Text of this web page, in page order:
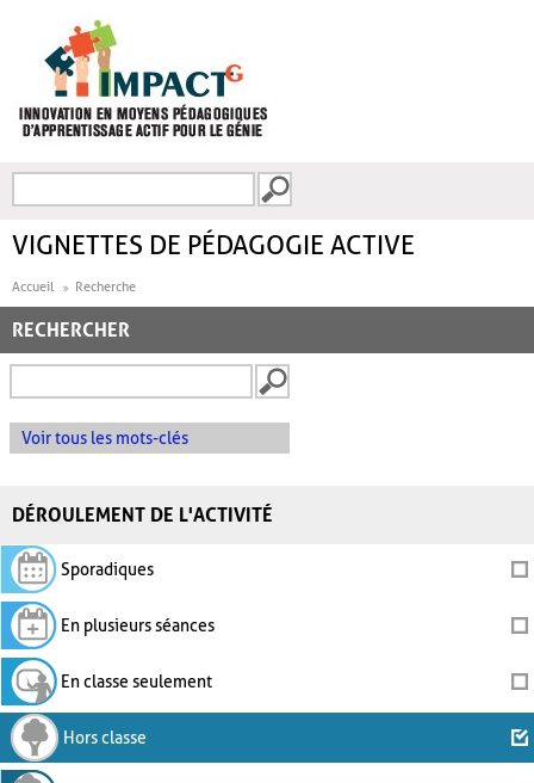
FORMULAIRE DE
VIGNETTES DE PÉDAGOGIE ACTIVE
Accueil Recherche
RECHERCHER
Voir tous les mots-clés
DÉROULEMENT DE L'ACTIVITÉ
Sporadiques
En plusieurs séances
En classe seulement
Hors classe